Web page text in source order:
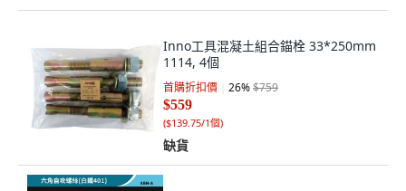
Inno工具混凝土組合錨栓 33*250mm
1114, 4個
首購折扣價 26%$759
$559
($139.75/1個)
缺貨